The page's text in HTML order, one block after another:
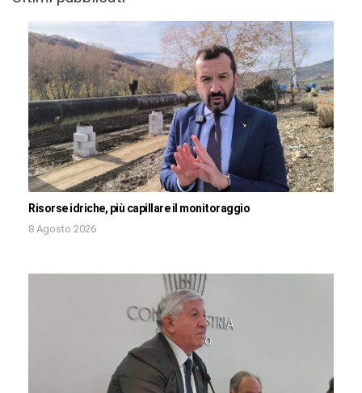
Risorse idriche, più capillare il monitoraggio
8 Agosto 2026